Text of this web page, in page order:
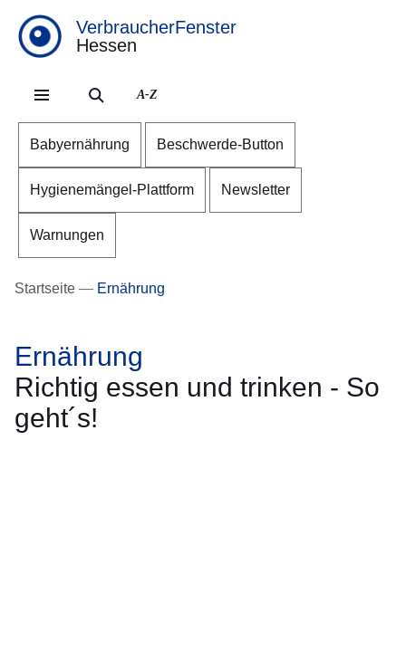
VerbraucherFenster
Hessen
A-Z
Babyernährung Beschwerde-Button
Hygienemängel-Plattform Newsletter
Warnungen
Startseite Ernährung
Ernährung
Richtig essen und trinken - So
geht´s!